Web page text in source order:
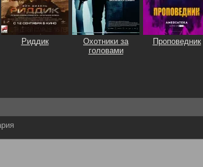
Риддик
Охотники за
головами
Проповедник